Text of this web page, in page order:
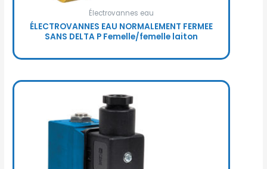
Électrovannes eau
ÉLECTROVANNES EAU NORMALEMENT FERMEE
SANS DELTA P Femelle/femelle laiton